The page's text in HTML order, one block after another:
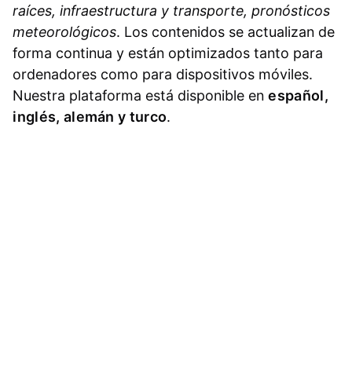
raíces, infraestructura y transporte, pronósticos
meteorológicos. Los contenidos se actualizan de
forma continua y están optimizados tanto para
ordenadores como para dispositivos móviles.
Nuestra plataforma está disponible enespañol,
inglés, alemán y turco.